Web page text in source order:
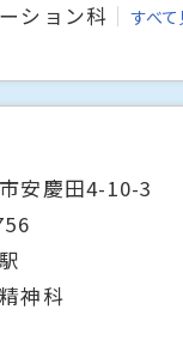
ション科
すべて
安慶田4-10-3
駅
精神科